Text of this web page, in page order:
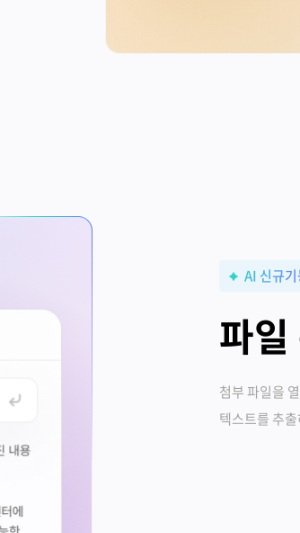
AI 신규
파
첨부 파일을
텍스트를 추